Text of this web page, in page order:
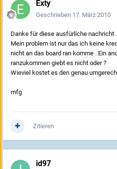
Exty
Geschrieben 17. März 2010
Danke für diese ausfürliche nachricht .
Mein problem ist nur das ich keine
nicht an das board ran komme . Ein
ranzukommen giebt es nicht oder ?
Wieviel kostet es den genau
mfg
Zitieren
id97